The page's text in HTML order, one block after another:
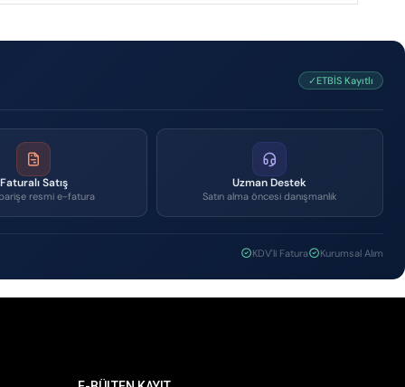
✓ETBİS Kayıtlı
Faturalı Satış
resmi e-fatura
Uzman Destek
Satın alma öncesi danışmanlık
KDV'li Fatura Kurumsal Alım